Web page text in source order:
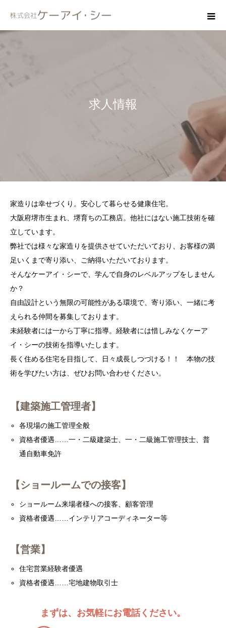
求人情報
家造りは幸せづくり。安心して暮らせる健康住宅。
大阪府堺市生まれ、堺育ちの工務店。他社にはない施工技術を確
立しています。
弊社では様々な家造りを提供させていただいており、お客様の満
足いくまで寄り添い、ご納得いただいております。
そんなケーアイ・シーで、学んで自身のレベルアップをしません
か？
自由設計という無限の可能性がある環境で、寄り添い、一緒に考
えられる仲間を募集しております。
未経験者には一から丁寧に指導。経験者には惜しみなくケーア
イ・シーの技術を指導いたします。
長く住める住宅を目指して、日々成長しつづける！！ 本物の技
術を学びたい方は、ぜひお問い合わせください。
【建築施工管理者】
各現場の施工管理全般
資格者優遇……一・二級建築士、一・二級施工管理技士、普
通自動車免許
【ショールームでの接客】
ショールーム来場者様への接客、顧客管理
資格者優遇……インテリアコーディネーター等
【営業】
住宅営業経験者優遇
資格者優遇……宅地建物取引士
まずは、お気軽にお電話ください。